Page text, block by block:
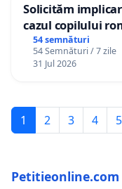
Solicităm
cazul copilului
Gheorghe, aflat
12 ani
54 semnături
54 Semnături / 7 zile
31 Jul 2026
1 2 3 4 5
Petitieonline.com